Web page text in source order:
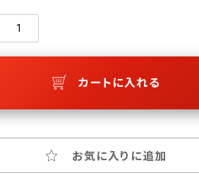
カートに入れる
お気に入りに追加